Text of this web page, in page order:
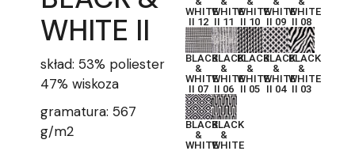
WHITE II
skład: 53% poliester
47% wiskoza
gramatura: 567
g/m2
WHITE
II 12
WHITE
II 11
WHITE
II 10
WHITE
II 09
WHITE
II 08
BLACK
&
WHITE
II 07
BLACK
&
WHITE
II 06
BLACK
&
WHITE
II 05
BLACK
&
WHITE
II 04
BLACK
&
WHITE
II 03
BLACK
&
WHITE
BLACK
&
WHITE